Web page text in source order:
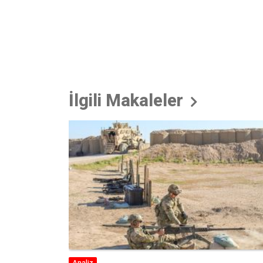
İlgili Makaleler